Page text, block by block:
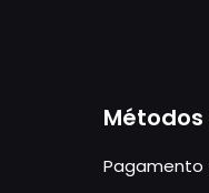
Pagamento